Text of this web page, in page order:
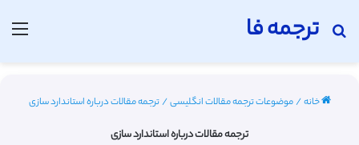
ترجمه فا
جستجو برای
خانه/موضوعات ترجمه مقالات انگلیسی/ترجمه مقالات درباره استاندارد سازی
ترجمه مقالات درباره استاندارد سازی